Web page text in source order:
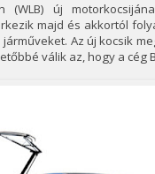
új
majd és akkortól
Az új kocsik
válik az, hogy a cég